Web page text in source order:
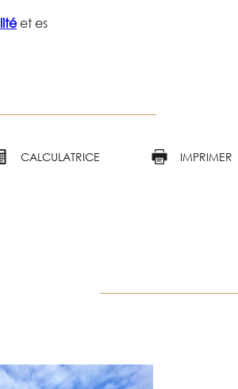
et es
CALCULATRICE IMPRIMER